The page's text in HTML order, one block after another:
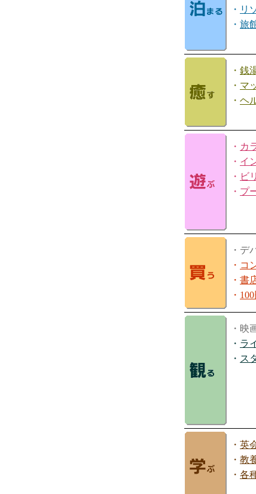
・ リ
・ 旅
・ 銭
・ マ
・ ヘ
・ カ
・ イ
・ ビ
・ プ
・デ
・ コ
・ 書
・
・映
・ ラ
・ ス
・ 英
・ 教
・ 各